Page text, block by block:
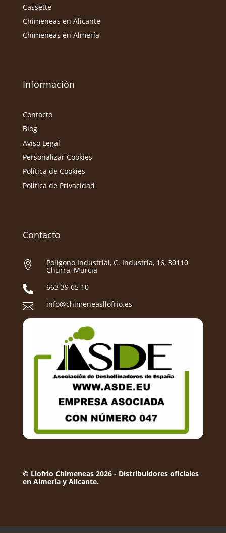
Cassette
Chimeneas en Alicante
Chimeneas en Almería
Información
Contacto
Blog
Aviso Legal
Personalizar Cookies
Política de Cookies
Política de Privacidad
Contacto
 Polígono Industrial, C. Industria, 16, 30110
Churra, Murcia
 663 39 65 10
 info@chimeneasllofrio.es
© Llofrio Chimeneas 2026 - Distribuidores oficiales
en Almería y Alicante.